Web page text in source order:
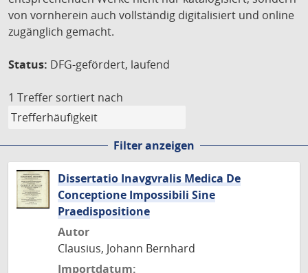
von vornherein auch vollständig digitalisiert und online
zugänglich gemacht.
Status: DFG-gefördert, laufend
1 Treffer sortiert nach
Filter anzeigen
Dissertatio Inavgvralis Medica De
Conceptione Impossibili Sine
Praedispositione
Autor
Clausius, Johann Bernhard
Importdatum: